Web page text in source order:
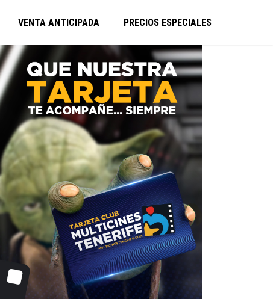
VENTA ANTICIPADA PRECIOS ESPECIALES